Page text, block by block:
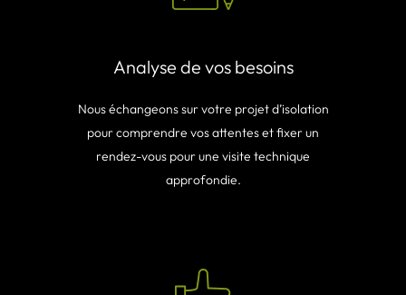
Analyse de vos besoins
Nous échangeons sur votre projet d’isolation
pour comprendre vos attentes et fixer un
rendez-vous pour une visite technique
approfondie.